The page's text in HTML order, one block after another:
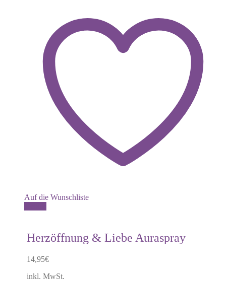
Auf die Wunschliste
Herzöffnung & Liebe Auraspray
14,95€
inkl. MwSt.